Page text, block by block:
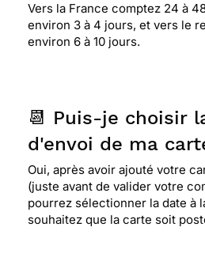
Vers la France comptez 24 à
environ 3 à 4 jours, et vers le
environ 6 à 10 jours.
📆 Puis-je choisir
d'envoi de ma
Oui, après avoir ajouté votre
(juste avant de valider votre
pourrez sélectionner la date à
souhaitez que la carte soit